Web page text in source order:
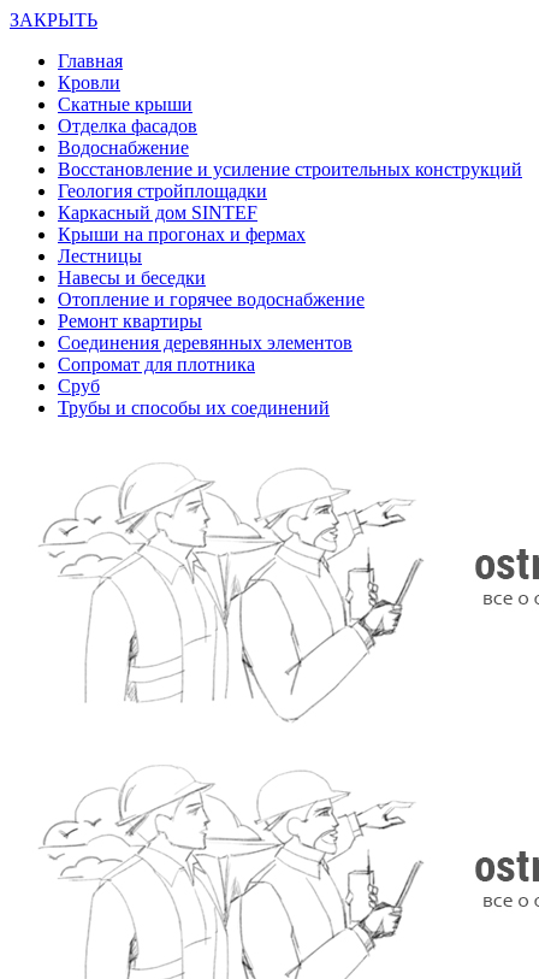
ЗАКРЫТЬ
Главная
Кровли
Скатные крыши
Отделка фасадов
Водоснабжение
Восстановление и усиление строительных конструкций
Геология стройплощадки
Каркасный дом SINTEF
Крыши на прогонах и фермах
Лестницы
Навесы и беседки
Отопление и горячее водоснабжение
Ремонт квартиры
Соединения деревянных элементов
Сопромат для плотника
Сруб
Трубы и способы их соединений